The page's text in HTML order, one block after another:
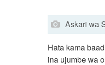
Askari wa
Hata kama
ina ujumbe wa